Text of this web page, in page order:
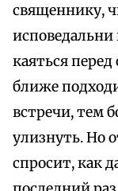
священнику,
исповедальни
каяться
ближе
встречи, тем
улизнуть. Но
спросит, как